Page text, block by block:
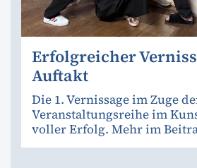
Erfolgreicher
Auftakt
Die 1. Vernissage im Zuge
Veranstaltungsreihe im
voller Erfolg. Mehr im